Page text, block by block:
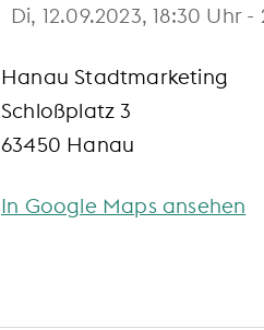
Di, 12.09.2023, 18:30 Uhr-
Hanau Stadtmarketing
Schloßplatz 3
63450 Hanau
In Google Maps ansehen